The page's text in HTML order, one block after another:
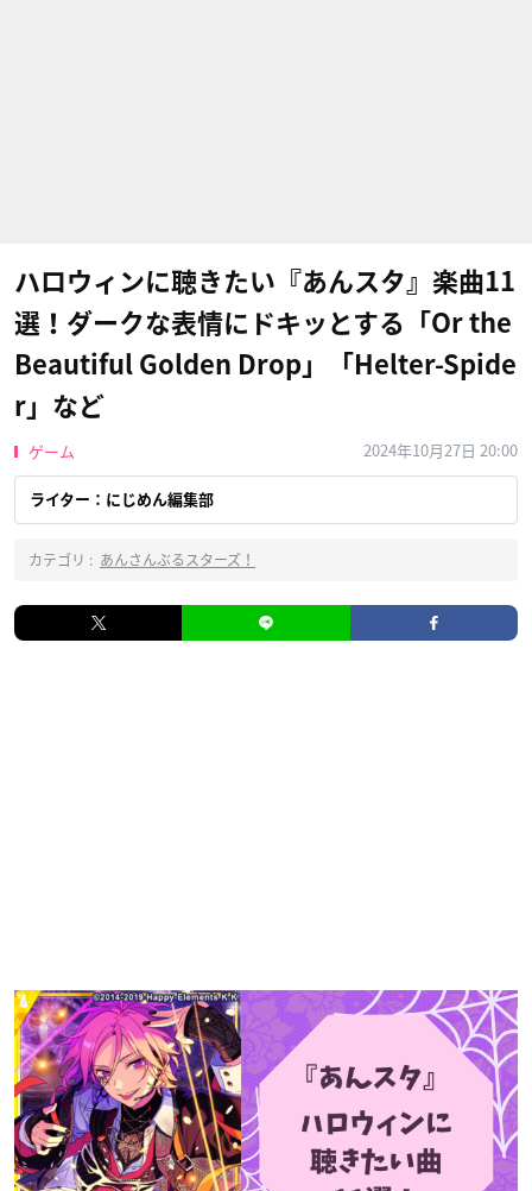
ハロウィンに聴きたい『あんスタ』楽曲11
選！ダークな表情にドキッとする「Or the
Beautiful Golden Drop」「Helter-Spide
r」など
ゲーム 2024年10月27日 20:00
ライター：にじめん編集部
カテゴリ : あんさんぶるスターズ！